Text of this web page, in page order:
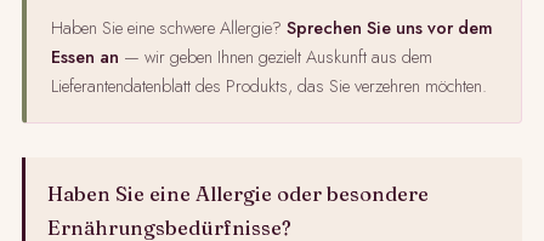
Haben Sie eine schwere Allergie? Sprechen Sie uns vor dem
Essen an — wir geben Ihnen gezielt Auskunft aus dem
Lieferantendatenblatt des Produkts, das Sie verzehren möchten.
Haben Sie eine Allergie oder besondere
Ernährungsbedürfnisse?